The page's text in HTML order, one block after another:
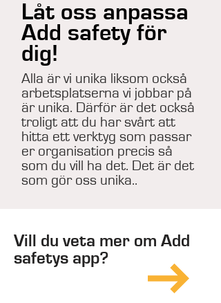
Låt oss anpassa
Add safety för
dig!
Alla är vi unika liksom också
arbetsplatserna vi jobbar på
är unika. Därför är det också
troligt att du har svårt att
hitta ett verktyg som passar
er organisation precis så
som du vill ha det. Det är det
som gör oss unika..
Vill du veta mer om Add
safetys app?